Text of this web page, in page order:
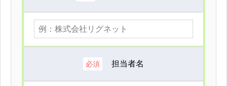
必須 担当者名